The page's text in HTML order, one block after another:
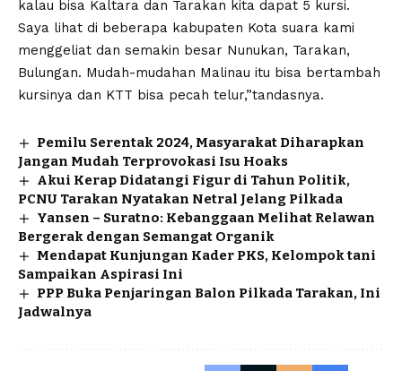
kalau bisa Kaltara dan Tarakan kita dapat 5 kursi.
Saya lihat di beberapa kabupaten Kota suara kami
menggeliat dan semakin besar Nunukan, Tarakan,
Bulungan. Mudah-mudahan Malinau itu bisa bertambah
kursinya dan KTT bisa pecah telur,”tandasnya.
Pemilu Serentak 2024, Masyarakat Diharapkan
Jangan Mudah Terprovokasi Isu Hoaks
Akui Kerap Didatangi Figur di Tahun Politik,
PCNU Tarakan Nyatakan Netral Jelang Pilkada
Yansen – Suratno: Kebanggaan Melihat Relawan
Bergerak dengan Semangat Organik
Mendapat Kunjungan Kader PKS, Kelompok tani
Sampaikan Aspirasi Ini
PPP Buka Penjaringan Balon Pilkada Tarakan, Ini
Jadwalnya